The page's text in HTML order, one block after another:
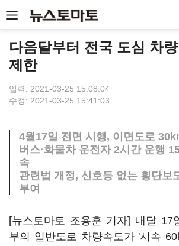
다음달부터 전국 도심 차
제한
입력: 2021-03-25 15:08:04
수정: 2021-03-25 15:41:03
4월17일 전면 시행, 이면도로
버스·화물차 운전자 2시간 운행
속
관련법 개정, 신호등 없는 횡단보
부여
[뉴스토마토 조용훈 기자] 내달 17
부의 일반도로 차량속도가 '시속